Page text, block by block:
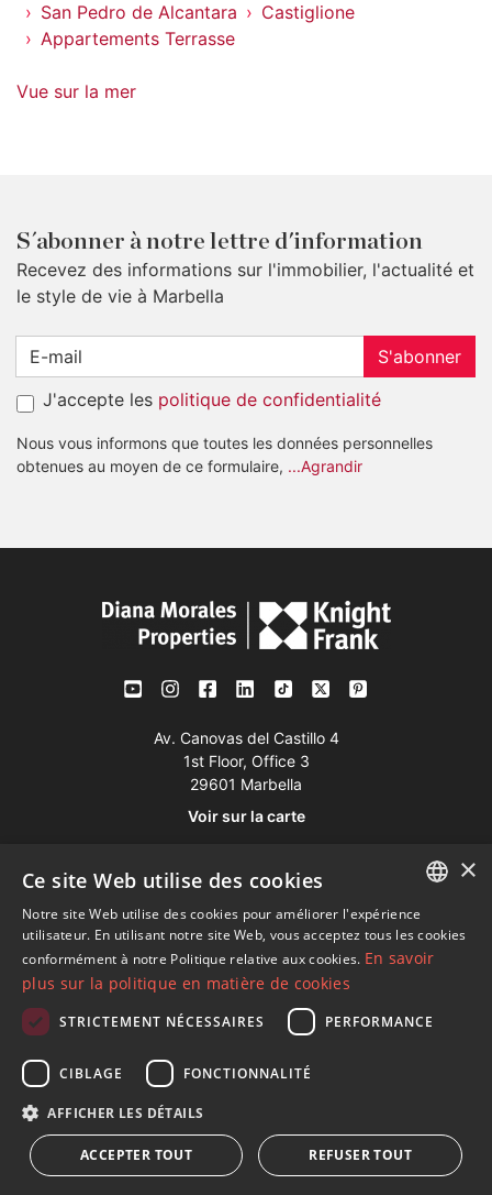
San Pedro de Alcantara
Castiglione
Appartements Terrasse
Vue sur la mer
S´abonner à notre lettre d'information
Recevez des informations sur l'immobilier, l'actualité et
le style de vie à Marbella
S'abonner
J'accepte les politique de confidentialité
Nous vous informons que toutes les données personnelles
obtenues au moyen de ce formulaire, ...Agrandir
Av. Canovas del Castillo 4
1st Floor, Office 3
29601 Marbella
Voir sur la carte
Tél:+34 952 765 138
Mob:+34 601 636 766
Whatsapp:+34 952 765 138
info@dmproperties.com
www.dmproperties.com
© Copyright 1989 - 2026 Diana Morales Properties Knight
Frank ·
Termes et conditions d'utilisation du site Web
Web et référencement
ENGLISH
SPANISH
×
Ce site Web utilise des cookies
Notre site Web utilise des cookies pour améliorer l'expérience
utilisateur. En utilisant notre site Web, vous acceptez tous les cookies
conformément à notre Politique relative aux cookies. En savoir
plus sur la politique en matière de cookies
STRICTEMENT NÉCESSAIRES PERFORMANCE
CIBLAGE FONCTIONNALITÉ
AFFICHER LES DÉTAILS
ACCEPTER TOUT REFUSER TOUT